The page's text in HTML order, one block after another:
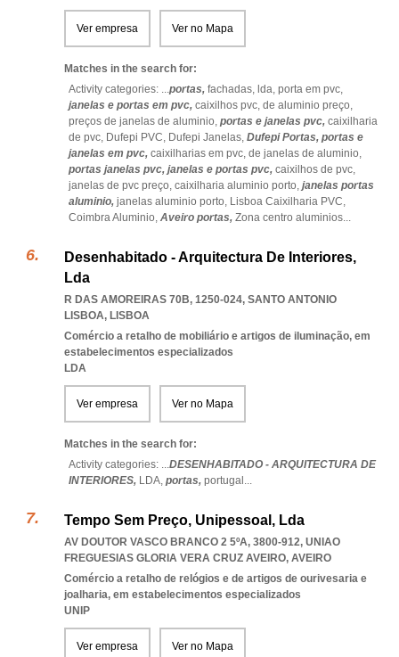
Ver empresa Ver no Mapa
Matches in the search for:
Activity categories: ...portas, fachadas, lda, porta em pvc,
janelas e portas em pvc, caixilhos pvc, de aluminio preço,
preços de janelas de aluminio, portas e janelas pvc, caixilharia
de pvc, Dufepi PVC, Dufepi Janelas, Dufepi Portas, portas e
janelas em pvc, caixilharias em pvc, de janelas de aluminio,
portas janelas pvc, janelas e portas pvc, caixilhos de pvc,
janelas de pvc preço, caixilharia aluminio porto, janelas portas
aluminio, janelas aluminio porto, Lisboa Caixilharia PVC,
Coimbra Aluminio, Aveiro portas, Zona centro aluminios...
Desenhabitado - Arquitectura De Interiores,
Lda
R DAS AMOREIRAS 70B, 1250-024, SANTO ANTONIO
LISBOA, LISBOA
Comércio a retalho de mobiliário e artigos de iluminação, em
estabelecimentos especializados
LDA
Ver empresa Ver no Mapa
Matches in the search for:
Activity categories: ...DESENHABITADO - ARQUITECTURA DE
INTERIORES, LDA, portas, portugal ...
Tempo Sem Preço, Unipessoal, Lda
AV DOUTOR VASCO BRANCO 2 5ºA, 3800-912, UNIAO
FREGUESIAS GLORIA VERA CRUZ AVEIRO, AVEIRO
Comércio a retalho de relógios e de artigos de ourivesaria e
joalharia, em estabelecimentos especializados
UNIP
Ver empresa Ver no Mapa